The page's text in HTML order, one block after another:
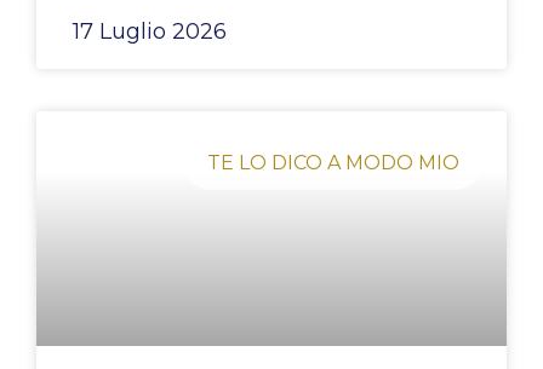
17 Luglio 2026
TE LO DICO A MODO MIO